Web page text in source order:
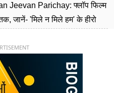
Jeevan Parichay: फ्लॉप फिल्म
जानें- 'मिले न मिले हम' के हीरो